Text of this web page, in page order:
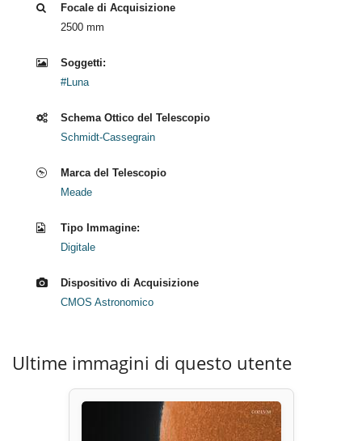
Focale di Acquisizione
2500 mm
Soggetti:
#Luna
Schema Ottico del Telescopio
Schmidt-Cassegrain
Marca del Telescopio
Meade
Tipo Immagine:
Digitale
Dispositivo di Acquisizione
CMOS Astronomico
Ultime immagini di questo utente